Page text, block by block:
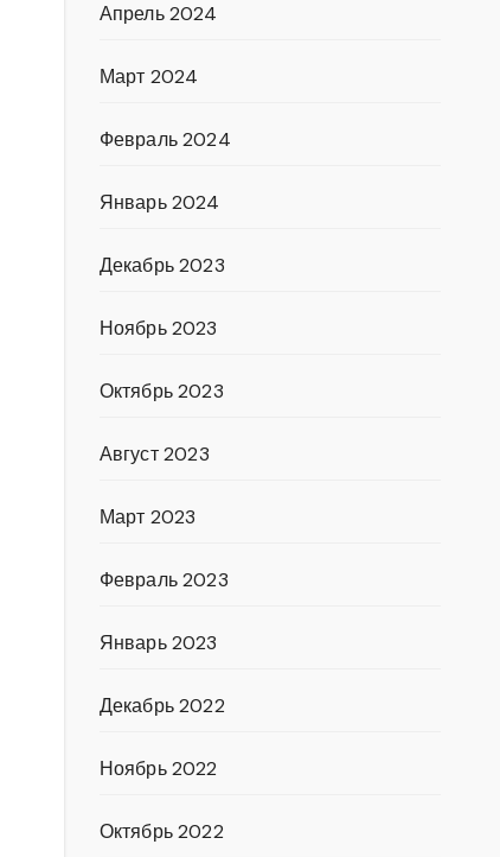
Апрель 2024
Март 2024
Февраль 2024
Январь 2024
Декабрь 2023
Ноябрь 2023
Октябрь 2023
Август 2023
Март 2023
Февраль 2023
Январь 2023
Декабрь 2022
Ноябрь 2022
Октябрь 2022